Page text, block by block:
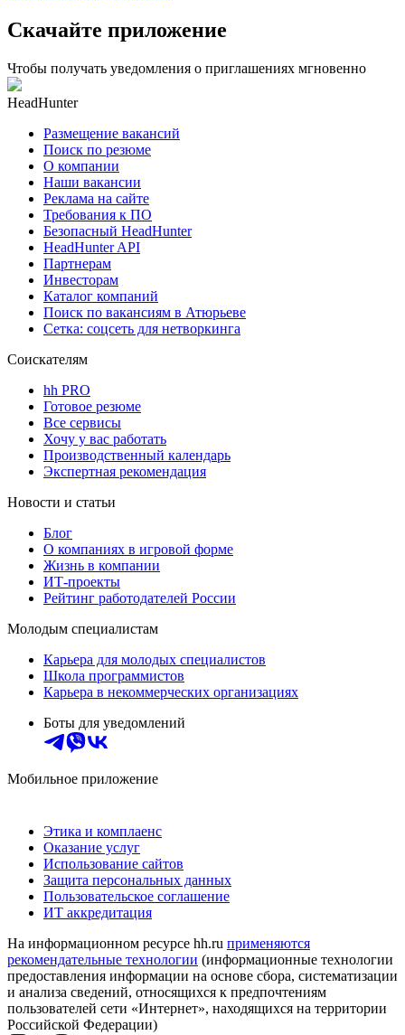
Скачайте приложение
Чтобы получать уведомления о приглашениях мгновенно
HeadHunter
Размещение вакансий
Поиск по резюме
О компании
Наши вакансии
Реклама на сайте
Требования к ПО
Безопасный HeadHunter
HeadHunter API
Партнерам
Инвесторам
Каталог компаний
Поиск по вакансиям в Атюрьеве
Сетка: соцсеть для нетворкинга
Соискателям
hh PRO
Готовое резюме
Все сервисы
Хочу у вас работать
Производственный календарь
Экспертная рекомендация
Новости и статьи
Блог
О компаниях в игровой форме
Жизнь в компании
ИТ-проекты
Рейтинг работодателей России
Молодым специалистам
Карьера для молодых специалистов
Школа программистов
Карьера в некоммерческих организациях
Боты для уведомлений
Мобильное приложение
Этика и комплаенс
Оказание услуг
Использование сайтов
Защита персональных данных
Пользовательское соглашение
ИТ аккредитация
На информационном ресурсе hh.ru применяются
рекомендательные технологии (информационные технологии
предоставления информации на основе сбора, систематизации
и анализа сведений, относящихся к предпочтениям
пользователей сети «Интернет», находящихся на территории
Российской Федерации)